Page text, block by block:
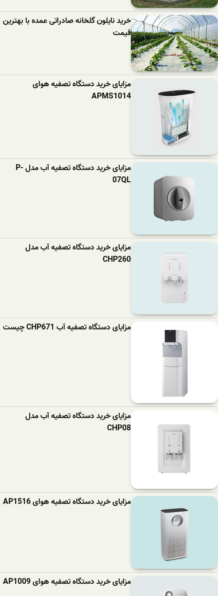
خرید نایلون گلخانه صادراتی عمده با بهترین
قیمت
مزایای خرید دستگاه تصفیه هوای
APMS1014
مزایای خرید دستگاه تصفیه آب مدل P-
07QL
مزایای خرید دستگاه تصفیه آب مدل
CHP260
مزایای دستگاه تصفیه آب CHP671 چیست
مزایای خرید دستگاه تصفیه آب مدل
CHP08
مزایای خرید دستگاه تصفیه هوای AP1516
مزایای خرید دستگاه تصفیه هوای AP1009